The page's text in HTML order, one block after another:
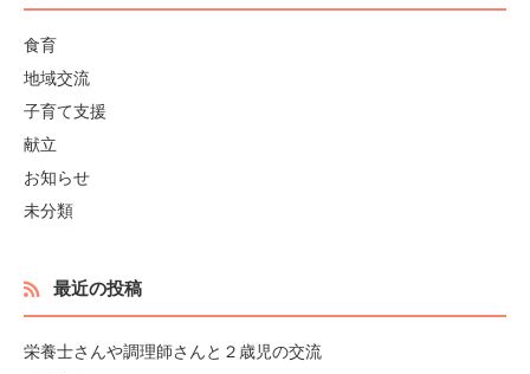
食育
地域交流
子育て支援
献立
お知らせ
未分類
最近の投稿
栄養士さんや調理師さんと２歳児の交流